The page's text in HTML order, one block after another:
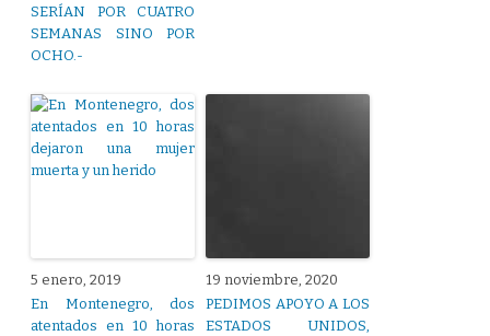
SERÍAN POR CUATRO
SEMANAS SINO POR
OCHO.-
5 enero, 2019
En Montenegro, dos
atentados en 10 horas
19 noviembre, 2020
PEDIMOS APOYO A LOS
ESTADOS UNIDOS,